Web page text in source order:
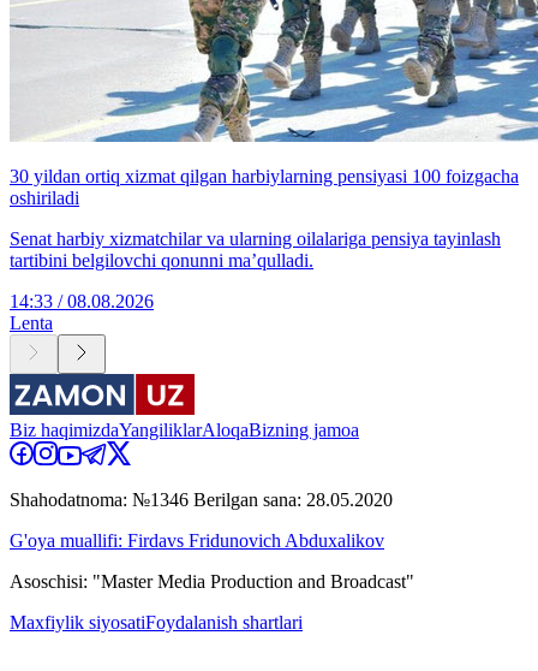
30 yildan ortiq xizmat qilgan harbiylarning pensiyasi 100 foizgacha
oshiriladi
Senat harbiy xizmatchilar va ularning oilalariga pensiya tayinlash
tartibini belgilovchi qonunni ma’qulladi.
14:33 / 08.08.2026
Lenta
Biz haqimizdaYangiliklarAloqaBizning jamoa
Shahodatnoma: №1346 Berilgan sana: 28.05.2020
G'oya muallifi: Firdavs Fridunovich Abduxalikov
Asoschisi: "Master Media Production and Broadcast"
Maxfiylik siyosatiFoydalanish shartlari